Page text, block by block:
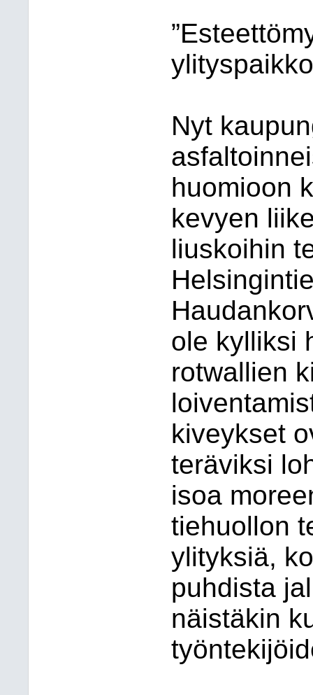
Nyt
huomioon
kevyen
liuskoihin
ole kylliksi
rotwallien
kiveykset
teräviksi
isoa
tiehuollon
ylityksiä,
puhdista
näistäkin